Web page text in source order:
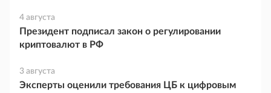
4 августа
Президент подписал закон о регулировании
криптовалют в РФ
3 августа
Эксперты оценили требования ЦБ к цифровым